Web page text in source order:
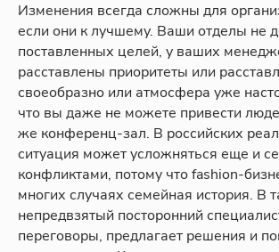
Изменения всегда сложны для
если они к лучшему. Ваши отделы не
поставленных целей, у ваших
расставлены приоритеты или
своеобразно или атмосфера уже
что вы даже не можете привести
же конференц-зал. В российских
ситуация может усложняться еще и
конфликтами, потому что fashion-
многих случаях семейная история. В
непредвзятый посторонний
переговоры, предлагает решения и